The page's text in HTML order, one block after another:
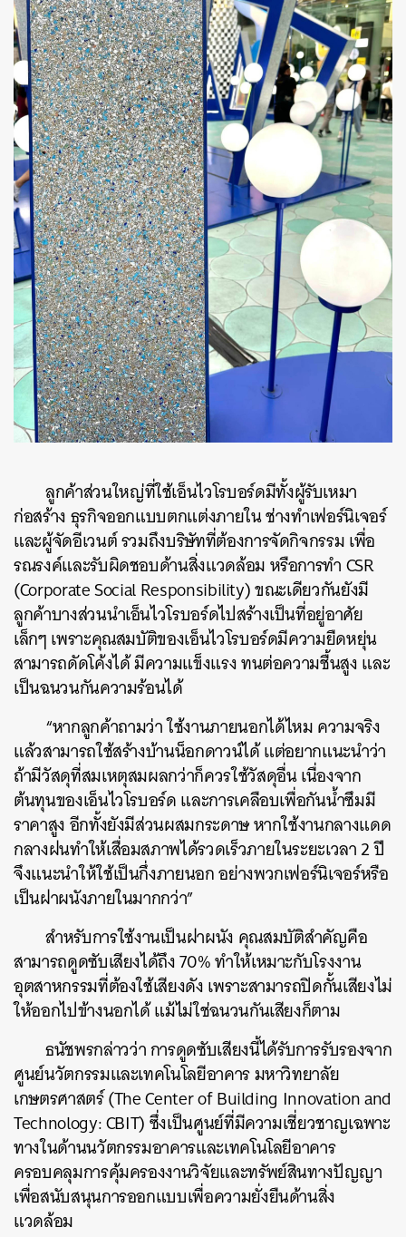
ลูกค้าส่วนใหญ่ที่ใช้เอ็นไวโรบอร์ดมีทั้งผู้รับเหมา
ก่อสร้าง ธุรกิจออกแบบตกแต่งภายใน ช่างทำเฟอร์นิเจอร์
และผู้จัดอีเวนต์ รวมถึงบริษัทที่ต้องการจัดกิจกรรม เพื่อ
รณรงค์และรับผิดชอบด้านสิ่งแวดล้อม หรือการทำ CSR
(Corporate Social Responsibility) ขณะเดียวกันยังมี
ลูกค้าบางส่วนนำเอ็นไวโรบอร์ดไปสร้างเป็นที่อยู่อาศัย
เล็กๆ เพราะคุณสมบัติของเอ็นไวโรบอร์ดมีความยืดหยุ่น
สามารถดัดโค้งได้ มีความแข็งแรง ทนต่อความชื้นสูง และ
เป็นฉนวนกันความร้อนได้
“หากลูกค้าถามว่า ใช้งานภายนอกได้ไหม ความจริง
แล้วสามารถใช้สร้างบ้านน็อกดาวน์ได้ แต่อยากแนะนำว่า
ถ้ามีวัสดุที่สมเหตุสมผลกว่าก็ควรใช้วัสดุอื่น เนื่องจาก
ต้นทุนของเอ็นไวโรบอร์ด และการเคลือบเพื่อกันน้ำซึมมี
ราคาสูง อีกทั้งยังมีส่วนผสมกระดาษ หากใช้งานกลางแดด
กลางฝนทำให้เสื่อมสภาพได้รวดเร็วภายในระยะเวลา 2 ปี
จึงแนะนำให้ใช้เป็นกึ่งภายนอก อย่างพวกเฟอร์นิเจอร์หรือ
เป็นฝาผนังภายในมากกว่า”
สำหรับการใช้งานเป็นฝาผนัง คุณสมบัติสำคัญคือ
สามารถดูดซับเสียงได้ถึง 70% ทำให้เหมาะกับโรงงาน
อุตสาหกรรมที่ต้องใช้เสียงดัง เพราะสามารถปิดกั้นเสียงไม่
ให้ออกไปข้างนอกได้ แม้ไม่ใช่ฉนวนกันเสียงก็ตาม
ธนัชพรกล่าวว่า การดูดซับเสียงนี้ได้รับการรับรองจาก
ศูนย์นวัตกรรมและเทคโนโลยีอาคาร มหาวิทยาลัย
เกษตรศาสตร์ (The Center of Building Innovation and
Technology: CBIT) ซึ่งเป็นศูนย์ที่มีความเชี่ยวชาญเฉพาะ
ทางในด้านนวัตกรรมอาคารและเทคโนโลยีอาคาร
ครอบคลุมการคุ้มครองงานวิจัยและทรัพย์สินทางปัญญา
เพื่อสนับสนุนการออกแบบเพื่อความยั่งยืนด้านสิ่ง
แวดล้อม
ค้นหา
SHARE TWEET LINE EMAIL